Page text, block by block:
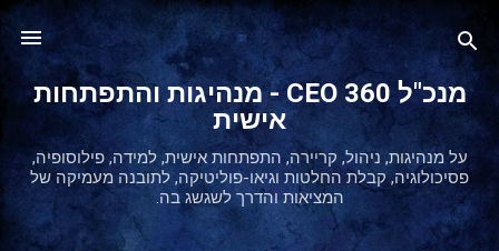
דילוג לתוכן הראשי
מנכ"ל 360 CEO - מנהיגות והתפתחות
אישית
על מנהיגות, ניהול, קריירה, התפתחות אישית, למידה, פילוסופיה,
פסיכולוגיה, קבלת החלטות וגיאו-פוליטיקה, לתובנה מעמיקה של
המציאות והדרך לשגשג בה.